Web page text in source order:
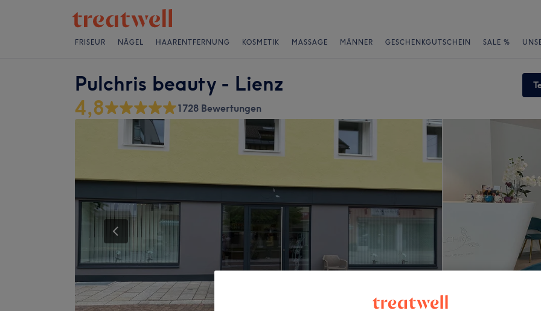
FRISEUR NÄGEL HAARENTFERNUNG KOSMETIK MASSAGE MÄNNER GESCHENKGUTSCHEIN SALE %
Pulchris beauty - Lienz
4,8 1728 Bewertungen